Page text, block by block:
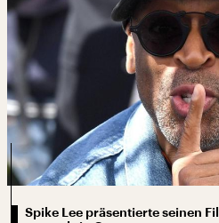
Spike Lee präsentierte seinen